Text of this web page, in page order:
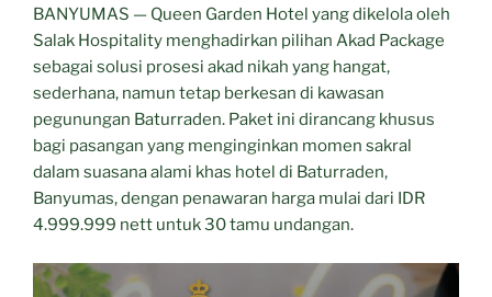
BANYUMAS — Queen Garden Hotel yang dikelola oleh
Salak Hospitality menghadirkan pilihan Akad Package
sebagai solusi prosesi akad nikah yang hangat,
sederhana, namun tetap berkesan di kawasan
pegunungan Baturraden. Paket ini dirancang khusus
bagi pasangan yang menginginkan momen sakral
dalam suasana alami khas hotel di Baturraden,
Banyumas, dengan penawaran harga mulai dari IDR
4.999.999 nett untuk 30 tamu undangan.